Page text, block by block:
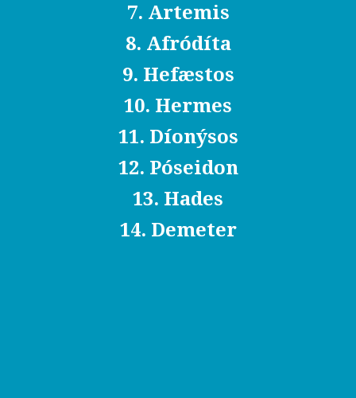
7. Artemis
8. Afródíta
9. Hefæstos
10. Hermes
11. Díonýsos
12. Póseidon
13. Hades
14. Demeter